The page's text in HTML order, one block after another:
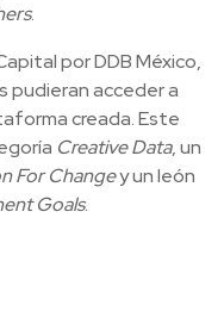
.
por DDB México,
pudieran acceder a
creada. Este
Creative Data, un
For Changey un león
Goals.